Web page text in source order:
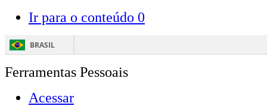
Ir para o conteúdo 0
BRASIL
Ferramentas Pessoais
Acessar